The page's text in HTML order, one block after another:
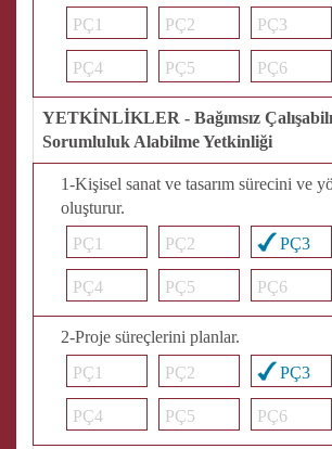
PÇ1
PÇ2 PÇ3
PÇ4 PÇ5 PÇ6
YETKİNLİKLER - Bağımsız
Sorumluluk Alabilme Yetkinliği
1-Kişisel sanat ve tasarım sürecini ve
oluşturur.
PÇ1
PÇ2 PÇ3
PÇ4 PÇ5 PÇ6
2-Proje süreçlerini planlar.
PÇ1
PÇ2 PÇ3
PÇ4 PÇ5 PÇ6